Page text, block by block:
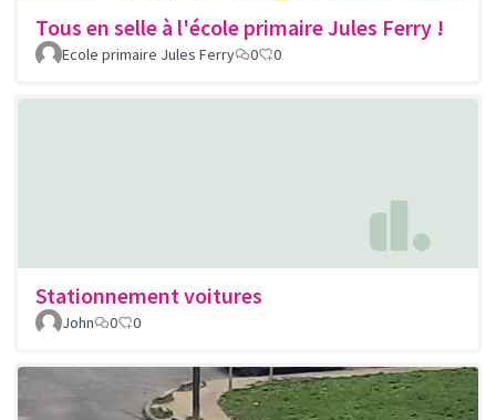
Tous en selle à l'école primaire Jules Ferry !
Ecole primaire Jules Ferry 0 0
Stationnement voitures
John 0 0